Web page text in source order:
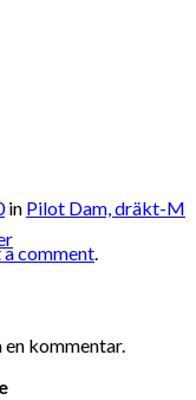
in Pilot Dam, dräkt-M
comment.
kommentar.